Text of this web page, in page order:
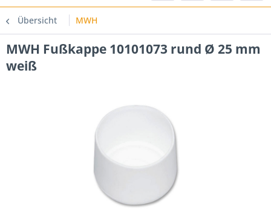
Übersicht MWH
MWH Fußkappe 10101073 rund Ø 25 mm
weiß